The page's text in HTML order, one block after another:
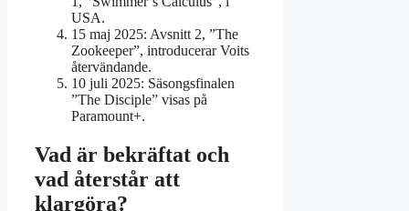
USA.
15 maj 2025: Avsnitt 2, ”The
Zookeeper”, introducerar Voits
återvändande.
10 juli 2025: Säsongsfinalen
”The Disciple” visas på
Paramount+.
Vad är bekräftat och
vad återstår att
klargöra?